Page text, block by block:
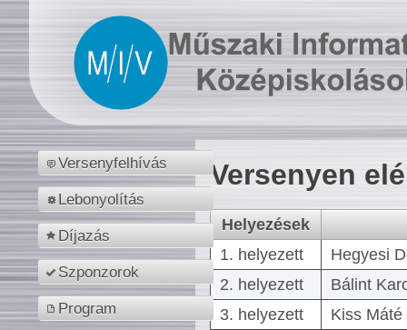
Versenyfelhívás
Lebonyolítás
Díjazás
Szponzorok
Program
Versenyen
Helyezések
1. helyezett
Hegyesi
2. helyezett
Bálint
3. helyezett
Kiss